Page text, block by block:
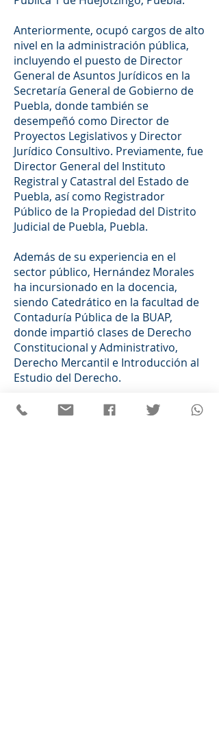
Anteriormente, ocupó cargos de alto
nivel en la administración pública,
incluyendo el puesto de Director
General de Asuntos Jurídicos en la
Secretaría General de Gobierno de
Puebla, donde también se
desempeñó como Director de
Proyectos Legislativos y Director
Jurídico Consultivo. Previamente, fue
Director General del Instituto
Registral y Catastral del Estado de
Puebla, así como Registrador
Público de la Propiedad del Distrito
Judicial de Puebla, Puebla.
Además de su experiencia en el
sector público, Hernández Morales
ha incursionado en la docencia,
siendo Catedrático en la facultad de
Contaduría Pública de la BUAP,
donde impartió clases de Derecho
Constitucional y Administrativo,
Derecho Mercantil e Introducción al
Estudio del Derecho.
Su trayectoria demuestra un